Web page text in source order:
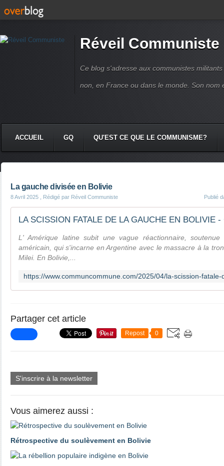
Réveil Communiste
Ce blog s'adresse aux communistes
non, en France ou dans le monde. Son nom
ACCUEIL GQ QU'EST CE QUE LE COMMUNISME?
La gauche divisée en Bolivie
8 Avril 2025 , Rédigé par Réveil Communiste Publié
L' Amérique latine subit une vague réactionnaire,
américain, qui s'incarne en Argentine avec le massacre à la
Milei. En Bolivie,...
Partager cet article
Repost 0
S'inscrire à la newsletter
Vous aimerez aussi :
Rétrospective du soulèvement en Bolivie